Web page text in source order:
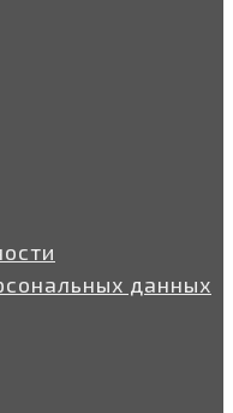
данных